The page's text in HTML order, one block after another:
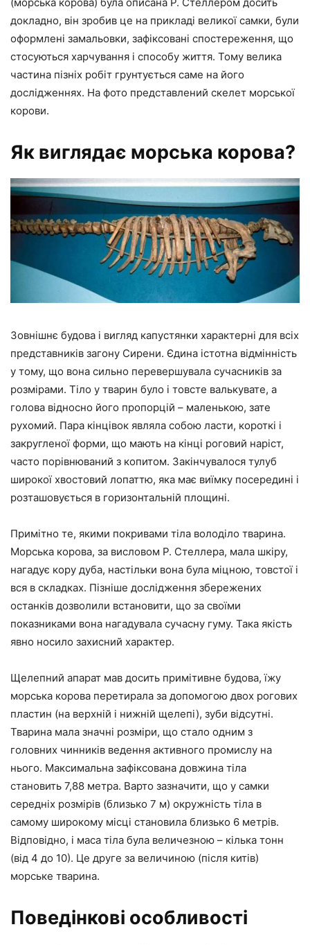
докладно, він зробив це на прикладі великої самки, були
оформлені замальовки, зафіксовані спостереження, що
стосуються харчування і способу життя. Тому велика
частина пізніх робіт грунтується саме на його
дослідженнях. На фото представлений скелет морської
корови.
Як виглядає морська корова?
Зовнішнє будова і вигляд капустянки характерні для всіх
представників загону Сирени. Єдина істотна відмінність
у тому, що вона сильно перевершувала сучасників за
розмірами. Тіло у тварин було і товсте валькувате, а
голова відносно його пропорцій – маленькою, зате
рухомий. Пара кінцівок являла собою ласти, короткі і
закругленої форми, що мають на кінці роговий наріст,
часто порівнюваний з копитом. Закінчувалося тулуб
широкої хвостовий лопаттю, яка має виїмку посередині і
розташовується в горизонтальній площині.
Примітно те, якими покривами тіла володіло тварина.
Морська корова, за висловом Р. Стеллера, мала шкіру,
нагадує кору дуба, настільки вона була міцною, товстої і
вся в складках. Пізніше дослідження збережених
останків дозволили встановити, що за своїми
показниками вона нагадувала сучасну гуму. Така якість
явно носило захисний характер.
Щелепний апарат мав досить примітивне будова, їжу
морська корова перетирала за допомогою двох рогових
пластин (на верхній і нижній щелепі), зуби відсутні.
Тварина мала значні розміри, що стало одним з
головних чинників ведення активного промислу на
нього. Максимальна зафіксована довжина тіла
становить 7,88 метра. Варто зазначити, що у самки
середніх розмірів (близько 7 м) окружність тіла в
самому широкому місці становила близько 6 метрів.
Відповідно, і маса тіла була величезною – кілька тонн
(від 4 до 10). Це друге за величиною (після китів)
морське тварина.
Поведінкові особливості